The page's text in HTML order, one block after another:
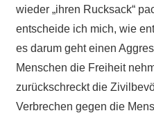
wieder „ihren Rucksack“
entscheide ich mich, wie
es darum geht einen
Menschen die Freiheit
zurückschreckt die
Verbrechen gegen die